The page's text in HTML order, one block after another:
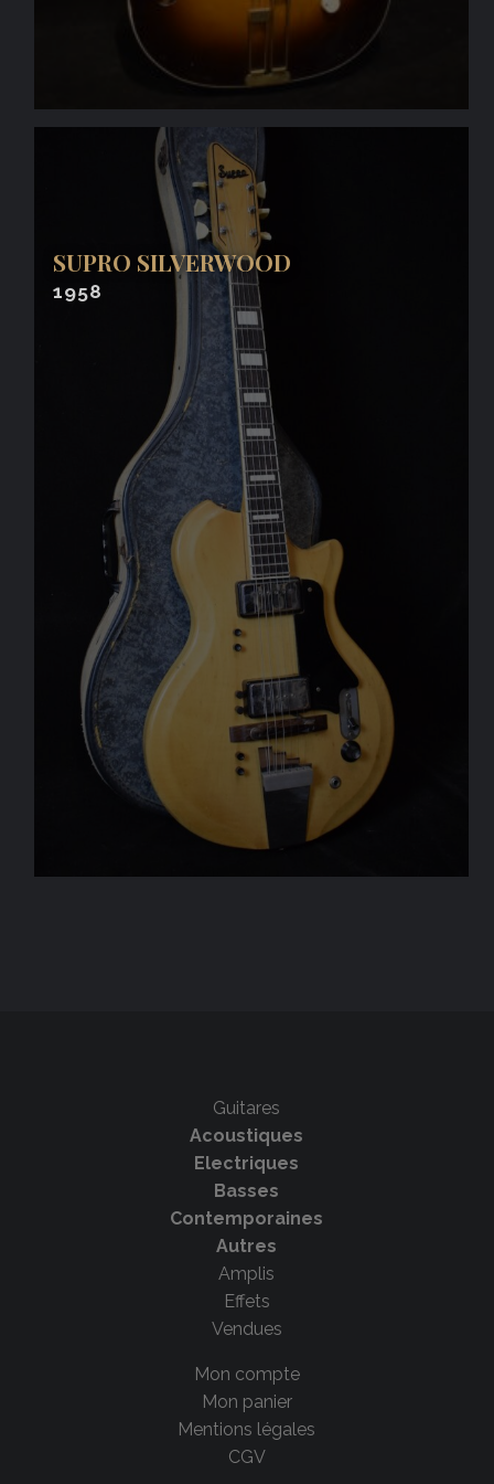
SUPRO SILVERWOOD
1958
Guitares
Acoustiques
Electriques
Basses
Contemporaines
Autres
Amplis
Effets
Vendues
Mon compte
Mon panier
Mentions légales
CGV